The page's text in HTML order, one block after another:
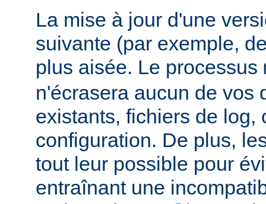
La mise à jour d'une
suivante (par exemple,
plus aisée. Le processus
n'écrasera aucun de vos
existants, fichiers de log,
configuration. De plus,
tout leur possible pour
entraînant une